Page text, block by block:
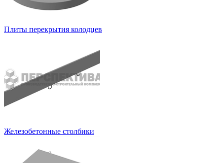
Плиты перекрытия колодцев
Железобетонные столбики